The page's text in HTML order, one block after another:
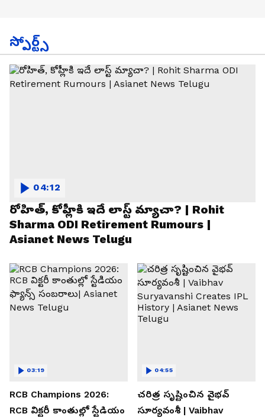
స్పోర్ట్స్
రోహిత్, కోహ్లీకి ఇదే లాస్ట్ మ్యాచా? | Rohit
Sharma ODI Retirement Rumours |
Asianet News Telugu
04:12
RCB Champions 2026:
RCB విక్టరీ కాంతుల్లో స్టేడియం
03:19
చరిత్ర సృష్టించిన వైభవ్
సూర్యవంశీ | Vaibhav
04:55